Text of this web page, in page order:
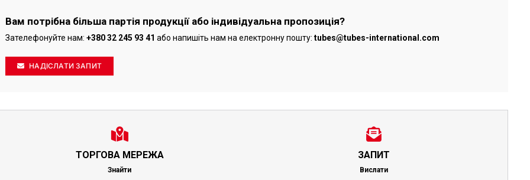
Вам потрібна більша партія продукції або індивідуальна пропозиція?
Зателефонуйте нам: +380 32 245 93 41 або напишіть нам на електронну пошту: tubes@tubes-international.com
НАДІСЛАТИ ЗАПИТ
ТОРГОВА МЕРЕЖА
Знайти
ЗАПИТ
Вислати